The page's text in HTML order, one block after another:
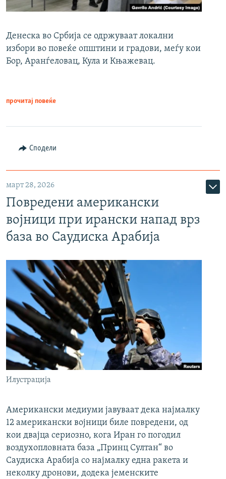
Денеска во Србија се одржуваат локални
избори во повеќе општини и градови, меѓу кои
Бор, Аранѓеловац, Кула и Књажевац.
прочитај повеќе
Сподели
март 28, 2026
Повредени американски
војници при ирански напад врз
база во Саудиска Арабија
Илустрација
Американски медиуми јавуваат дека најмалку
12 американски војници биле повредени, од
кои двајца сериозно, кога Иран го погодил
воздухопловната база „Принц Султан“ во
Саудиска Арабија со најмалку една ракета и
неколку дронови, додека јеменските